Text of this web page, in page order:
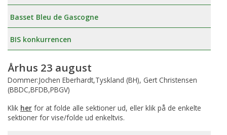
Basset Bleu de Gascogne
BIS konkurrencen
Århus 23 august
Dommer:Jochen Eberhardt,Tyskland (BH), Gert Christensen
(BBDC,BFDB,PBGV)
Klik her for at folde alle sektioner ud, eller klik på de enkelte
sektioner for vise/folde ud enkeltvis.